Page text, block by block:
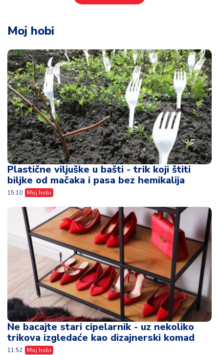
Moj hobi
Plastične viljuške u bašti - trik koji štiti
biljke od mačaka i pasa bez hemikalija
15:10 Moj hobi
Ne bacajte stari cipelarnik - uz nekoliko
trikova izgledaće kao dizajnerski komad
11:52 Moj hobi